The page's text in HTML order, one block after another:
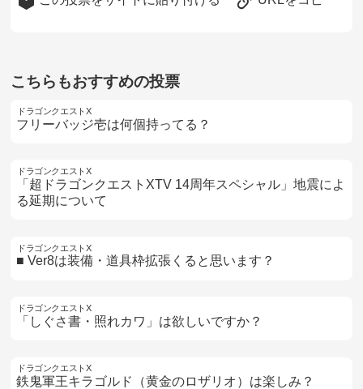
こちらもおすすめの投票
ドラゴンクエストX
フリーバッジ壱は何個持ってる？
ドラゴンクエストX
「超ドラゴンクエストXTV 14周年スペシャル」地震によ
る延期について
ドラゴンクエストX
■ Ver8は装備・道具枠拡張くると思います？
ドラゴンクエストX
「しぐさ書・照れカワ」は欲しいですか？
ドラゴンクエストX
鉄鬼軍王キラゴルド（黄金のロザリオ）は楽しみ？